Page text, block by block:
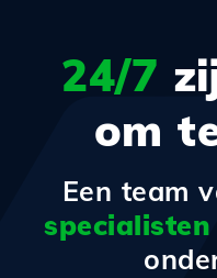
24/7
om
Een team
specialisten